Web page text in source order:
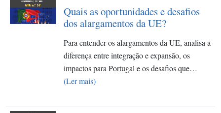
Quais as oportunidades e desafios
dos alargamentos da UE?
Para entender os alargamentos da UE, analisa a
diferença entre integração e expansão, os
impactos para Portugal e os desafios que…
(Ler mais)